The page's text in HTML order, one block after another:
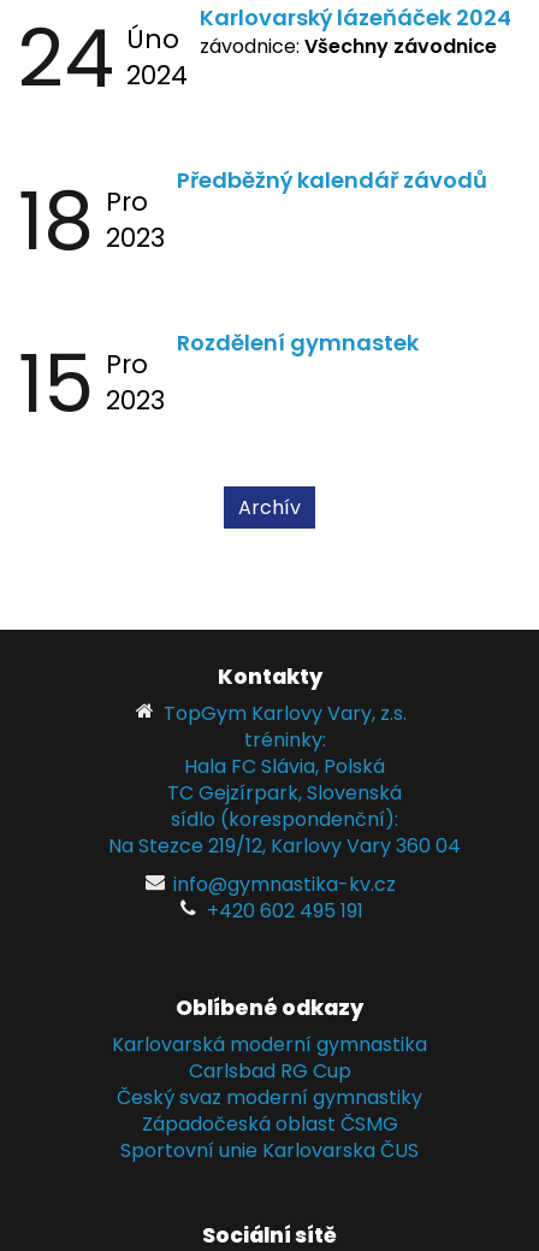
24 Úno
2024
Karlovarský lázeňáček 2024
závodnice: Všechny závodnice
18 Pro
2023
Předběžný kalendář závodů
15 Pro
2023
Rozdělení gymnastek
Archív
Kontakty
TopGym Karlovy Vary, z.s.
tréninky:
Hala FC Slávia, Polská
TC Gejzírpark, Slovenská
sídlo (korespondenční):
Na Stezce 219/12, Karlovy Vary 360 04
info@gymnastika-kv.cz
+420 602 495 191
Oblíbené odkazy
Karlovarská moderní gymnastika
Carlsbad RG Cup
Český svaz moderní gymnastiky
Západočeská oblast ČSMG
Sportovní unie Karlovarska ČUS
Sociální sítě